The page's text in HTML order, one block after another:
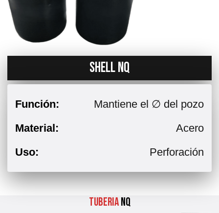
SHELL NQ
Función:
Mantiene el ∅ del pozo
Material:
Acero
Uso:
Perforación
TuberiaNQ